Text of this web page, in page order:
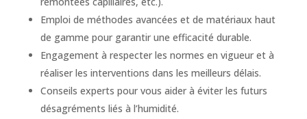
Emploi de méthodes avancées et de matériaux haut
de gamme pour garantir une efficacité durable.
Engagement à respecter les normes en vigueur et à
réaliser les interventions dans les meilleurs délais.
Conseils experts pour vous aider à éviter les futurs
désagréments liés à l’humidité.